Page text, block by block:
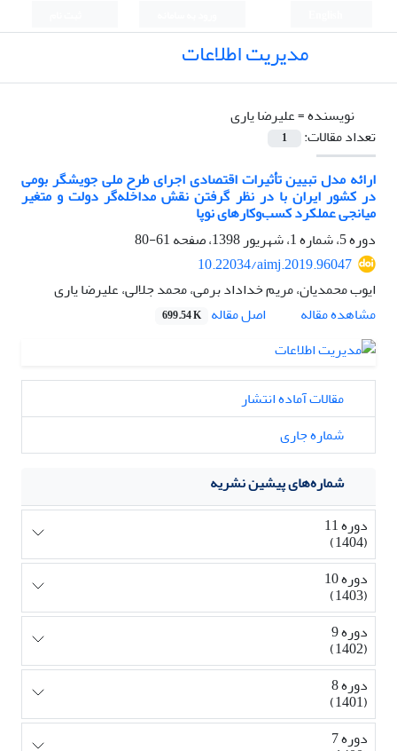
مدیریت اطلاعات
نویسنده =علیرضا یاری
تعداد مقالات:
1
ارائه مدل تبیین تأثیرات اقتصادی اجرای طرح ملی جویشگر بومی
در کشور ایران با در نظر گرفتن نقش مداخله‌گر دولت و متغیر
میانجی عملکرد کسب‌وکارهای نوپا
دوره 5، شماره 1، شهریور 1398، صفحه
61-80
10.22034/aimj.2019.96047
ایوب محمدیان، مریم خداداد برمی، محمد جلالی، علیرضا یاری
مشاهده مقاله
اصل مقاله 699.54 K
مقالات آماده انتشار
شماره جاری
شماره‌های پیشین نشریه
دوره 11
(1404)
دوره 10
(1403)
دوره 9
(1402)
دوره 8
(1401)
دوره 7